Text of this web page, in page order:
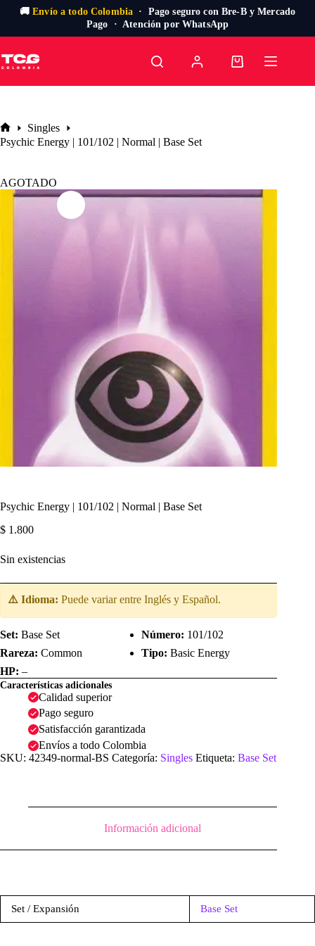
🚚Envío a todo Colombia · Pago seguro con Bre-B y Mercado
Pago · Atención por WhatsApp
al
contenido
Carro
Inicio
Singles
Psychic Energy | 101/102 | Normal | Base Set
AGOTADO
Psychic Energy | 101/102 | Normal | Base Set
$ 1.800
Sin existencias
⚠️ Idioma: Puede variar entre Inglés y Español.
Set: Base Set Número: 101/102
Rareza: Common Tipo: Basic Energy
HP: –
Características adicionales
Calidad superior
Pago seguro
Satisfacción garantizada
Envíos a todo Colombia
SKU: 42349-normal-BS Categoría: Singles Etiqueta: Base Set
Información adicional
Set / Expansión Base Set